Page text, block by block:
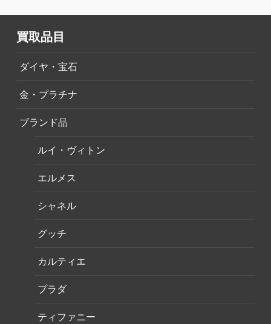
買取品目
ダイヤ・宝石
金・プラチナ
ブランド品
ルイ・ヴィトン
エルメス
シャネル
グッチ
カルティエ
プラダ
ティファニー